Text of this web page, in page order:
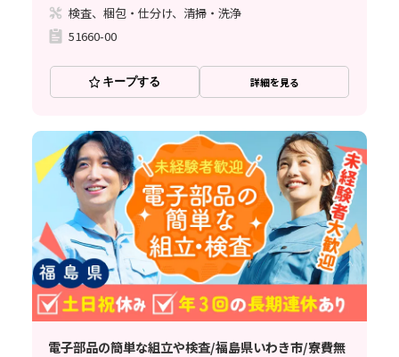
検査、梱包・仕分け、清掃・洗浄
51660-00
キープする 詳細を見る
電子部品の簡単な組立や検査/福島県いわき市/寮費無